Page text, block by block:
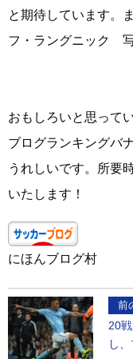
と期待しています。
フ・ラングニック 写
おもしろいと思って
ブログランキングバ
うれしいです。所要
いたします！
にほんブログ村
前
20
し